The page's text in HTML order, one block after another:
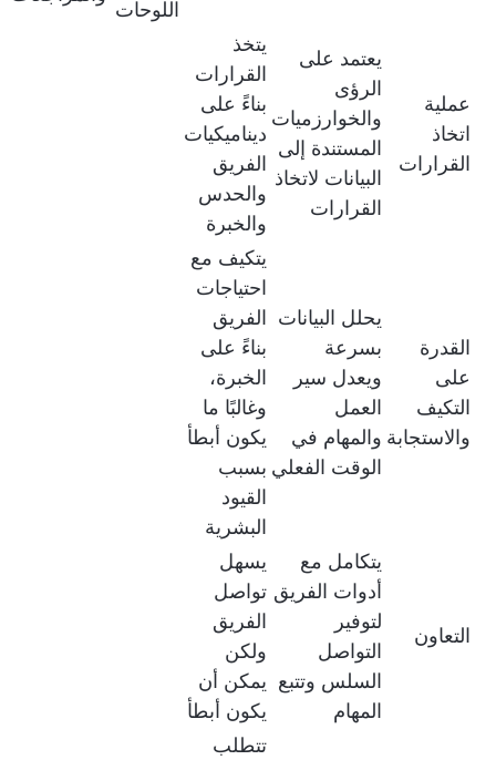
اللوحات
عملية
اتخاذ
القرارات
يعتمد على
الرؤى
والخوارزميات
المستندة إلى
البيانات لاتخاذ
القرارات
يتخذ
القرارات
بناءً على
ديناميكيات
الفريق
والحدس
والخبرة
القدرة
على
التكيف
والاستجابة
يحلل البيانات
بسرعة
ويعدل سير
العمل
والمهام في
الوقت الفعلي
يتكيف مع
احتياجات
الفريق
بناءً على
الخبرة،
وغالبًا ما
يكون أبطأ
بسبب
القيود
البشرية
التعاون
يتكامل مع
أدوات الفريق
لتوفير
التواصل
السلس وتتبع
المهام
يسهل
تواصل
الفريق
ولكن
يمكن أن
يكون أبطأ
تتطلب